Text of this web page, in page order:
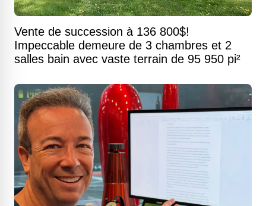
Vente de succession à 136 800$!
Impeccable demeure de 3 chambres et 2
salles bain avec vaste terrain de 95 950 pi²